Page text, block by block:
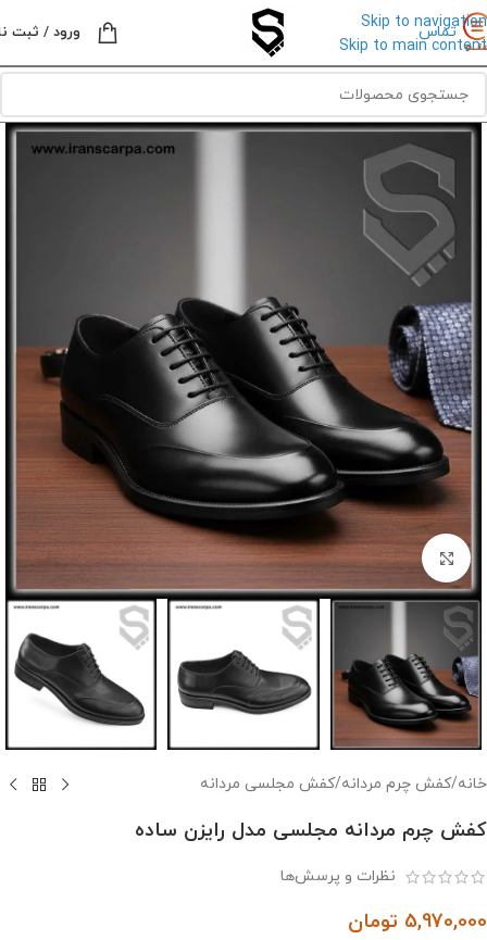
Skip to navigation
Skip to main content
تماس ورود / ثبت
بزرگنمایی تصویر
خانه/کفش چرم مردانه/کفش مجلسی مردانه
کفش چرم مردانه مجلسی مدل رایزن ساده
نظرات و پرسش‌ها
5,970,000 تومان